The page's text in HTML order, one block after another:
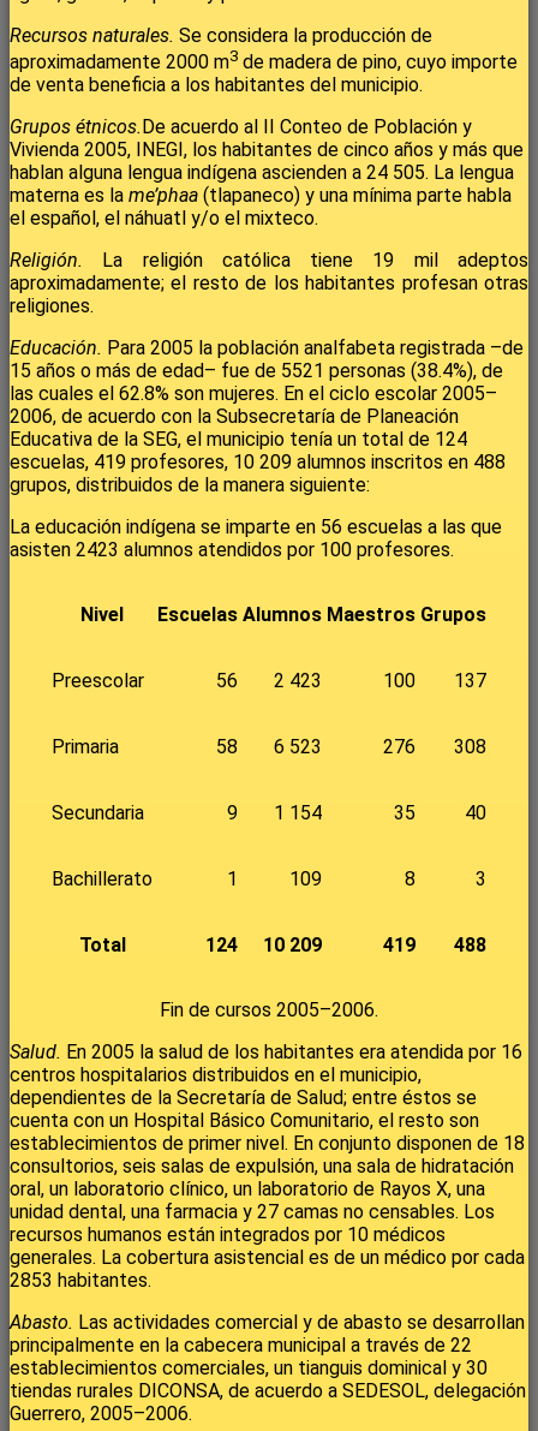
Recursos naturales. Se considera la producción de
aproximadamente 2000 m3 de madera de pino, cuyo importe
de venta beneficia a los habitantes del municipio.
Grupos étnicos.De acuerdo al II Conteo de Población y
Vivienda 2005, INEGI, los habitantes de cinco años y más que
hablan alguna lengua indígena ascienden a 24 505. La lengua
materna es la me’phaa (tlapaneco) y una mínima parte habla
el español, el náhuatl y/o el mixteco.
Religión. La religión católica tiene 19 mil adeptos
aproximadamente; el resto de los habitantes profesan otras
religiones.
Educación. Para 2005 la población analfabeta registrada –de
15 años o más de edad– fue de 5521 personas (38.4%), de
las cuales el 62.8% son mujeres. En el ciclo escolar 2005–
2006, de acuerdo con la Subsecretaría de Planeación
Educativa de la SEG, el municipio tenía un total de 124
escuelas, 419 profesores, 10 209 alumnos inscritos en 488
grupos, distribuidos de la manera siguiente:
La educación indígena se imparte en 56 escuelas a las que
asisten 2423 alumnos atendidos por 100 profesores.
Nivel Escuelas Alumnos Maestros Grupos
Preescolar 56 2 423 100 137
Primaria 58 6 523 276 308
Secundaria 9 1 154 35 40
Bachillerato 1 109 8 3
Total 124 10 209 419 488
Fin de cursos 2005–2006.
Salud. En 2005 la salud de los habitantes era atendida por 16
centros hospitalarios distribuidos en el municipio,
dependientes de la Secretaría de Salud; entre éstos se
cuenta con un Hospital Básico Comunitario, el resto son
establecimientos de primer nivel. En conjunto disponen de 18
consultorios, seis salas de expulsión, una sala de hidratación
oral, un laboratorio clínico, un laboratorio de Rayos X, una
unidad dental, una farmacia y 27 camas no censables. Los
recursos humanos están integrados por 10 médicos
generales. La cobertura asistencial es de un médico por cada
2853 habitantes.
Abasto. Las actividades comercial y de abasto se desarrollan
principalmente en la cabecera municipal a través de 22
establecimientos comerciales, un tianguis dominical y 30
tiendas rurales DICONSA, de acuerdo a SEDESOL, delegación
Guerrero, 2005–2006.